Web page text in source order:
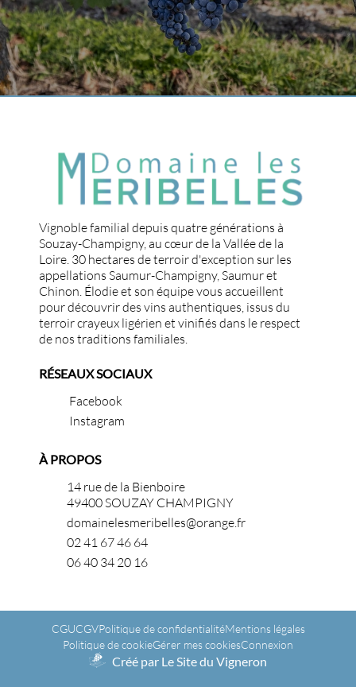
Vignoble familial depuis quatre générations à
Souzay-Champigny, au cœur de la Vallée de la
Loire. 30 hectares de terroir d'exception sur les
appellations Saumur-Champigny, Saumur et
Chinon. Élodie et son équipe vous accueillent
pour découvrir des vins authentiques, issus du
terroir crayeux ligérien et vinifiés dans le respect
de nos traditions familiales.
RÉSEAUX SOCIAUX
Facebook
Instagram
À PROPOS
14 rue de la Bienboire
49400 SOUZAY CHAMPIGNY
domainelesmeribelles@orange.fr
02 41 67 46 64
06 40 34 20 16
CGUCGVPolitique de confidentialitéMentions légales
Politique de cookieGérer mes cookiesConnexion
Créé par Le Site du Vigneron